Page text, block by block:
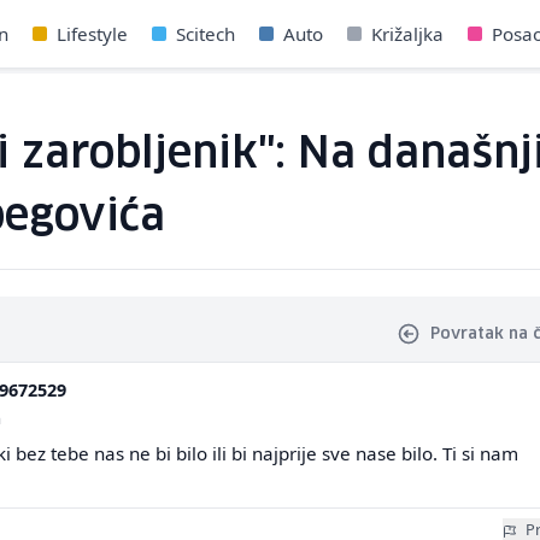
Lifestyle Scitech Auto Križaljka
Na
Povratak na
bez tebe nas ne bi bilo ili bi najprije sve nase bilo. Ti si nam